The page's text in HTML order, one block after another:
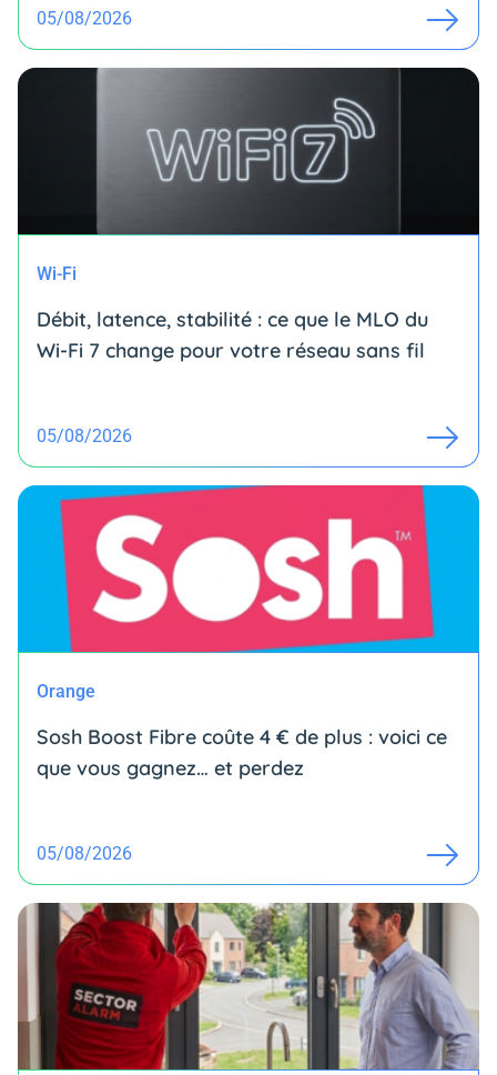
05/08/2026
Wi-Fi
Débit, latence, stabilité : ce que le MLO du
Wi-Fi 7 change pour votre réseau sans fil
05/08/2026
Orange
Sosh Boost Fibre coûte 4 € de plus : voici ce
que vous gagnez… et perdez
05/08/2026